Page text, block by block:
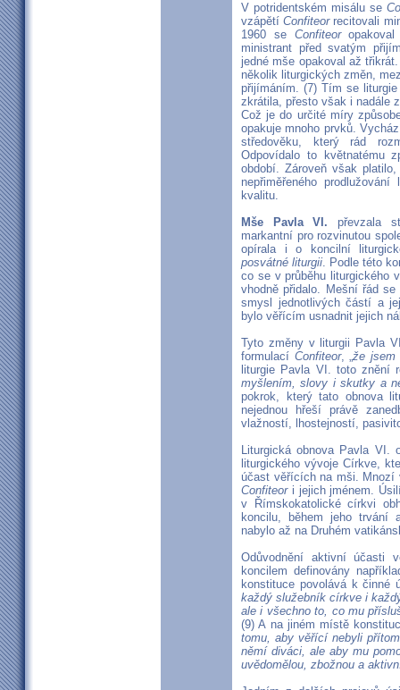
V potridentském misálu se
vzápětíConfiteorrecitovali
1960 se Confiteoropakoval
ministrant před svatým
jedné mše opakoval až
několik liturgických změn,
přijímáním. (7) Tím se
zkrátila, přesto však i nadále
Což je do určité míry
opakuje mnoho prvků.
středověku, který rád
Odpovídalo to květnatému
období. Zároveň však
nepřiměřeného
kvalitu.
Mše Pavla VI. převzala
markantní pro rozvinutou
opírala i o koncilní
posvátné liturgii. Podle této
co se v průběhu liturgického
vhodně přidalo. Mešní řád
smysl jednotlivých částí a
bylo věřícím usnadnit jejich
Tyto změny v liturgii Pavla
formulací Confiteor, „že jsem
liturgie Pavla VI. toto znění
myšlením, slovy i skutky a
pokrok, který tato obnova
nejednou hřeší právě
vlažností, lhostejností,
Liturgická obnova Pavla VI.
liturgického vývoje Církve,
účast věřících na mši. Mnozí
Confiteori jejich jménem.
v Římskokatolické církvi
koncilu, během jeho trvání
nabylo až na Druhém
Odůvodnění aktivní účasti
koncilem definovány
konstituce povolává k činné
každý služebník církve i
ale i všechno to, co mu
(9) A na jiném místě
tomu, aby věřící nebyli
němí diváci, ale aby mu
uvědomělou, zbožnou a